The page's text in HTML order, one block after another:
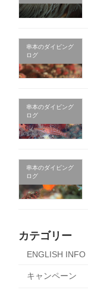
串本のダイビング
ログ
串本のダイビング
ログ
串本のダイビング
ログ
カテゴリー
ENGLISH INFO
キャンペーン